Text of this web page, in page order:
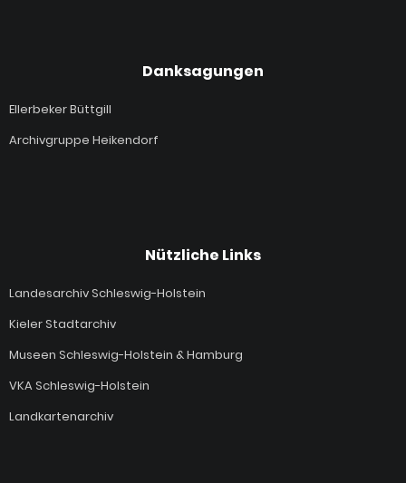
Danksagungen
Ellerbeker Büttgill
Archivgruppe Heikendorf
Nützliche Links
Landesarchiv Schleswig-Holstein
Kieler Stadtarchiv
Museen Schleswig-Holstein & Hamburg
VKA Schleswig-Holstein
Landkartenarchiv